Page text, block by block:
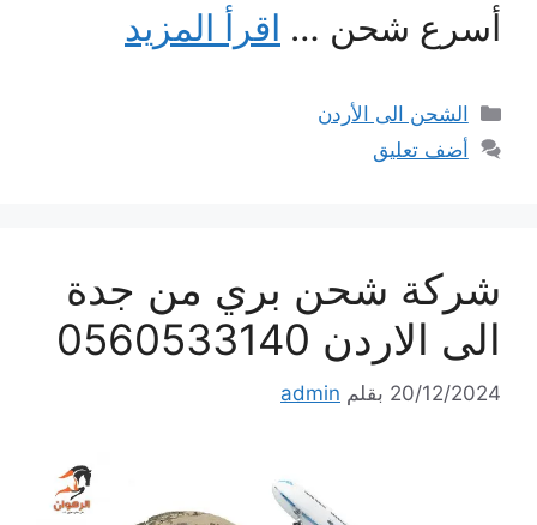
أسرع شحن … اقرأ المزيد
التصنيفات
الشحن الى الأردن
أضف تعليق
شركة شحن بري من جدة
الى الاردن 0560533140
20/12/2024 بقلم admin